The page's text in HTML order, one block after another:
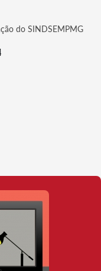
do SINDSEMPMG